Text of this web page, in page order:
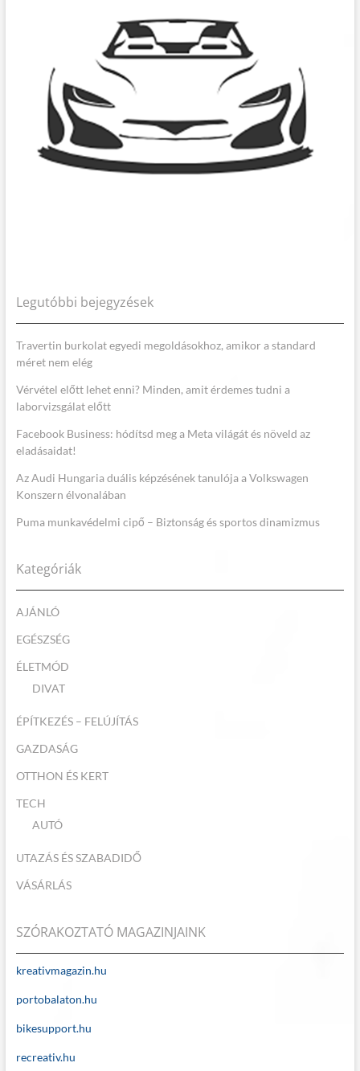
Legutóbbi bejegyzések
Travertin burkolat egyedi megoldásokhoz, amikor a standard
méret nem elég
Vérvétel előtt lehet enni? Minden, amit érdemes tudni a
laborvizsgálat előtt
Facebook Business: hódítsd meg a Meta világát és növeld az
eladásaidat!
Az Audi Hungaria duális képzésének tanulója a Volkswagen
Konszern élvonalában
Puma munkavédelmi cipő – Biztonság és sportos dinamizmus
Kategóriák
AJÁNLÓ
EGÉSZSÉG
ÉLETMÓD
DIVAT
ÉPÍTKEZÉS – FELÚJÍTÁS
GAZDASÁG
OTTHON ÉS KERT
TECH
AUTÓ
UTAZÁS ÉS SZABADIDŐ
VÁSÁRLÁS
SZÓRAKOZTATÓ MAGAZINJAINK
kreativmagazin.hu
portobalaton.hu
bikesupport.hu
recreativ.hu